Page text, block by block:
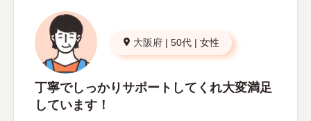
大阪府 | 50代 | 女性
丁寧でしっかりサポートしてくれ大変満足
しています！